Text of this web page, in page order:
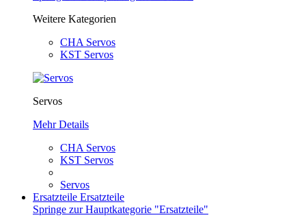
Weitere Kategorien
CHA Servos
KST Servos
Servos
Mehr Details
CHA Servos
KST Servos
Servos
Ersatzteile Ersatzteile
Springe zur Hauptkategorie "Ersatzteile"